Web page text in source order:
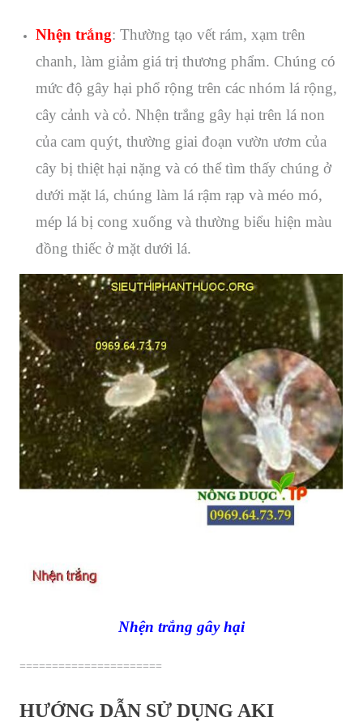
Nhện trắng: Thường tạo vết rám, xạm trên
chanh, làm giảm giá trị thương phẩm. Chúng có
mức độ gây hại phổ rộng trên các nhóm lá rộng,
cây cảnh và cỏ. Nhện trắng gây hại trên lá non
của cam quýt, thường giai đoạn vườn ươm của
cây bị thiệt hại nặng và có thể tìm thấy chúng ở
dưới mặt lá, chúng làm lá rậm rạp và méo mó,
mép lá bị cong xuống và thường biểu hiện màu
đồng thiếc ở mặt dưới lá.
Nhện trắng gây hại
======================
HƯỚNG DẪN SỬ DỤNG AKI